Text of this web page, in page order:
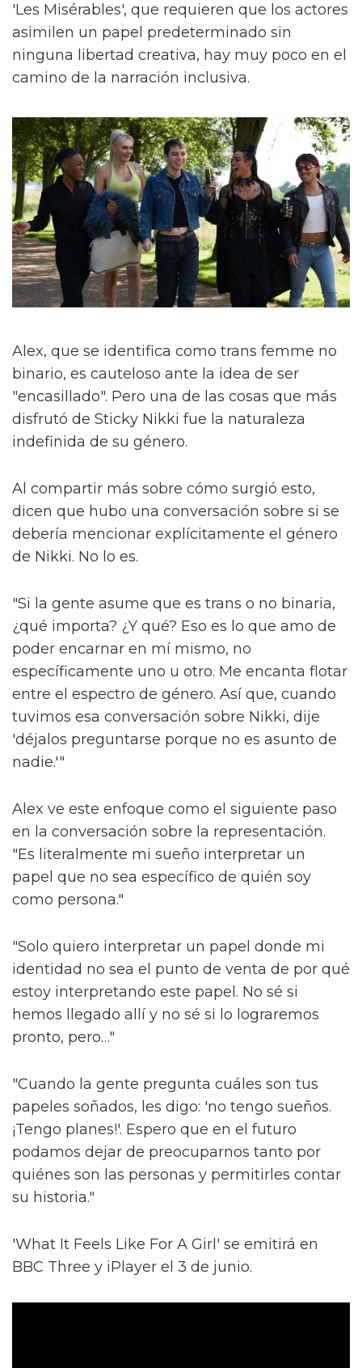
'Les Misérables', que requieren que los actores
asimilen un papel predeterminado sin
ninguna libertad creativa, hay muy poco en el
camino de la narración inclusiva.
Alex, que se identifica como trans femme no
binario, es cauteloso ante la idea de ser
"encasillado". Pero una de las cosas que más
disfrutó de Sticky Nikki fue la naturaleza
indefinida de su género.
Al compartir más sobre cómo surgió esto,
dicen que hubo una conversación sobre si se
debería mencionar explícitamente el género
de Nikki. No lo es.
"Si la gente asume que es trans o no binaria,
¿qué importa? ¿Y qué? Eso es lo que amo de
poder encarnar en mí mismo, no
específicamente uno u otro. Me encanta flotar
entre el espectro de género. Así que, cuando
tuvimos esa conversación sobre Nikki, dije
'déjalos preguntarse porque no es asunto de
nadie.'"
Alex ve este enfoque como el siguiente paso
en la conversación sobre la representación.
"Es literalmente mi sueño interpretar un
papel que no sea específico de quién soy
como persona."
"Solo quiero interpretar un papel donde mi
identidad no sea el punto de venta de por qué
estoy interpretando este papel. No sé si
hemos llegado allí y no sé si lo lograremos
pronto, pero…"
"Cuando la gente pregunta cuáles son tus
papeles soñados, les digo: 'no tengo sueños.
¡Tengo planes!'. Espero que en el futuro
podamos dejar de preocuparnos tanto por
quiénes son las personas y permitirles contar
su historia."
'What It Feels Like For A Girl' se emitirá en
BBC Three y iPlayer el 3 de junio.